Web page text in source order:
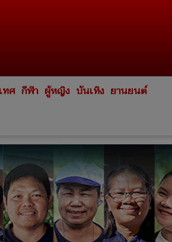
ทศ กีฬา ผู้หญิง บันเทิง ยานยนต์